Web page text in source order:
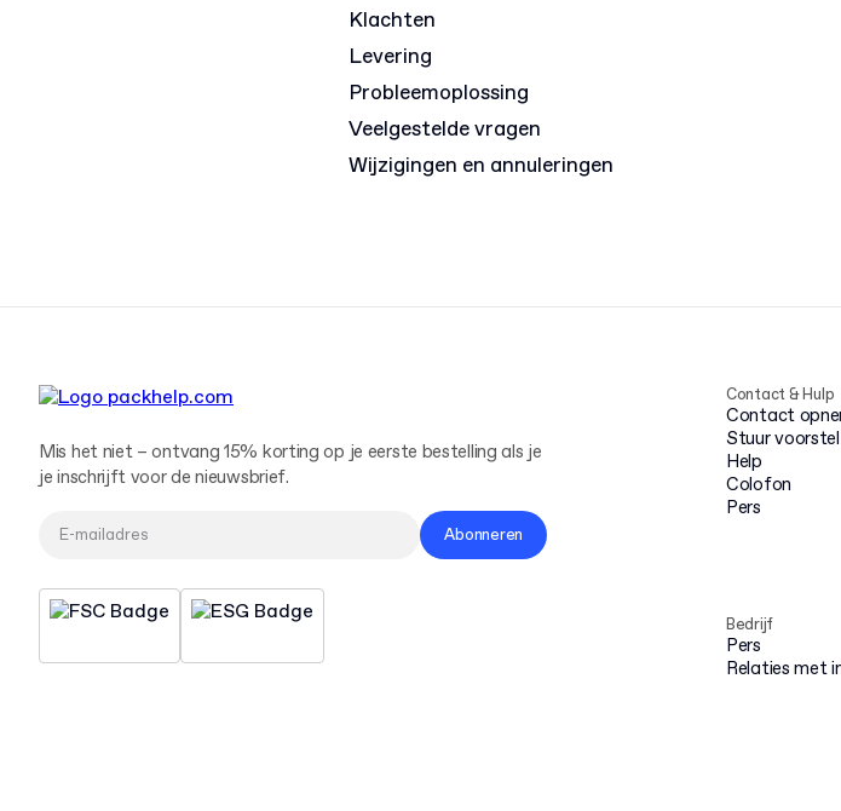
Klachten
Levering
Probleemoplossing
Veelgestelde vragen
Wijzigingen en annuleringen
Contact & Hulp
Contact
Stuur voorstel
Help
Colofon
Pers
Bedrijf
Pers
Relaties met
Mis het niet – ontvang 15% korting op je eerste bestelling als je
je inschrijft voor de nieuwsbrief.
Abonneren